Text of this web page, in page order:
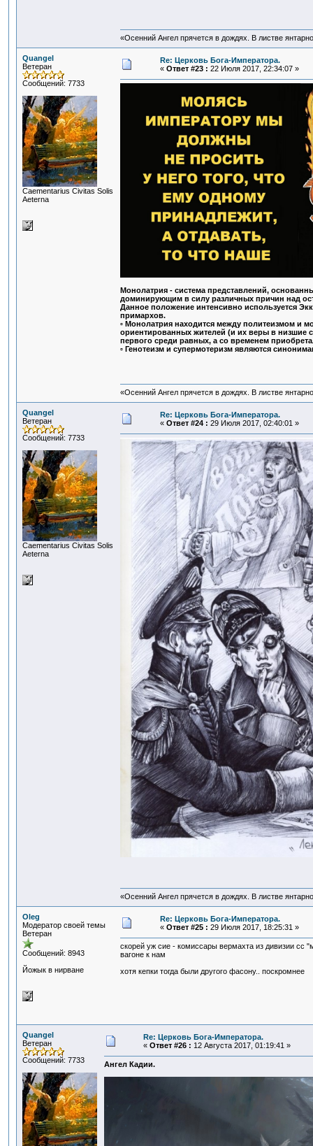
«Осенний Ангел прячется в дождях. В листве
Quangel
Ветеран
Сообщений: 7733
Сaementarius Civitas Solis
Aeterna
Re: Церковь Бога-Императора.
« Ответ #23 : 22 Июля 2017, 22:34:07 »
Монолатрия - система представлений,
доминирующим в силу различных причин над
Данное положение интенсивно используется
примархов.
▫ Монолатрия находится между политеизмом и
ориентированных жителей (и их веры в низшие
первого среди равных, а со временем
▫ Генотеизм и супермотеризм являются
«Осенний Ангел прячется в дождях. В листве
Quangel
Ветеран
Сообщений: 7733
Сaementarius Civitas Solis
Aeterna
Re: Церковь Бога-Императора.
« Ответ #24 : 29 Июля 2017, 02:40:01 »
«Осенний Ангел прячется в дождях. В листве
Oleg
Модератор своей темы
Ветеран
Сообщений: 8943
Йожык в нирване
Re: Церковь Бога-Императора.
« Ответ #25 : 29 Июля 2017, 18:25:31 »
скорей уж сие - комиссары вермахта из дивизии сс
вагоне к нам
хотя кепки тогда были другого фасону.. поскромнее
Quangel
Ветеран
Сообщений: 7733
Re: Церковь Бога-Императора.
« Ответ #26 : 12 Августа 2017, 01:19:41 »
Ангел Кадии.